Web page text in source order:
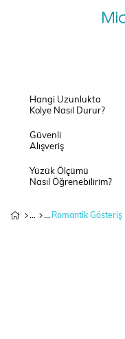
Hangi Uzunlukta
Kolye Nasıl Durur?
Güvenli
Alışveriş
Yüzük Ölçümü
Nasıl Öğrenebilirim?
Romantik Gösteriş